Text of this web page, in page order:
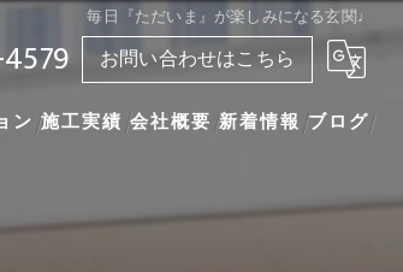
毎日『ただいま』が楽しみになる玄関♩
お問い合わせはこちら
ン 施工実績 会社概要 新着情報 ブログ